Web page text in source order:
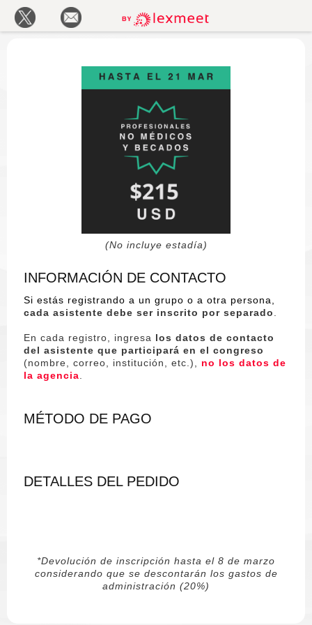
(No incluye estadía)
INFORMACIÓN DE CONTACTO
Si estás registrando a un grupo o a otra persona,
cada asistente debe ser inscrito por separado
En cada registro, ingresa los datos de contacto
del asistente que participará en el congreso
(nombre, correo, institución, etc.), no los datos de
la agencia
MÉTODO DE PAGO
DETALLES DEL PEDIDO
*Devolución de inscripción hasta el 8 de marzo
considerando que se descontarán los gastos de
administración (20%)